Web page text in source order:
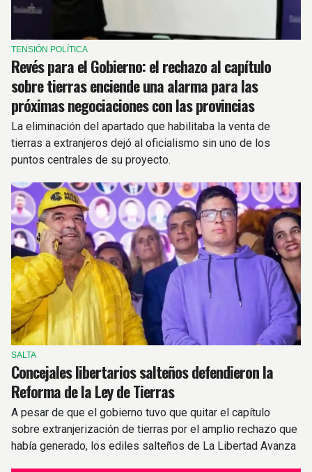
TENSIÓN POLÍTICA
Revés para el Gobierno: el rechazo al capítulo
sobre tierras enciende una alarma para las
próximas negociaciones con las provincias
La eliminación del apartado que habilitaba la venta de
tierras a extranjeros dejó al oficialismo sin uno de los
puntos centrales de su proyecto.
SALTA
Concejales libertarios salteños defendieron la
Reforma de la Ley de Tierras
A pesar de que el gobierno tuvo que quitar el capítulo
sobre extranjerización de tierras por el amplio rechazo que
había generado, los ediles salteños de La Libertad Avanza